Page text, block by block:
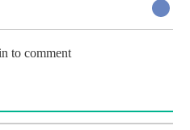
to comment